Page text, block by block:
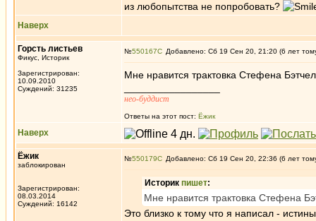
из любопытства не попробовать?
Наверх
Горсть листьев
Фикус, Историк
Зарегистрирован:
10.09.2010
Суждений: 31235
№550167 Добавлено: Сб 19 Сен 20, 21:20 (6 лет
Мне нравится трактовка Стефена
нео-буддист
Ответы на этот пост: Ёжик
Наверх
Ёжик
заблокирован
Зарегистрирован:
08.03.2014
Суждений: 16142
№550179 Добавлено: Сб 19 Сен 20, 22:36 (6 лет
Историк пишет:
Мне нравится трактовка Стефена
Это близко к тому что я написал -